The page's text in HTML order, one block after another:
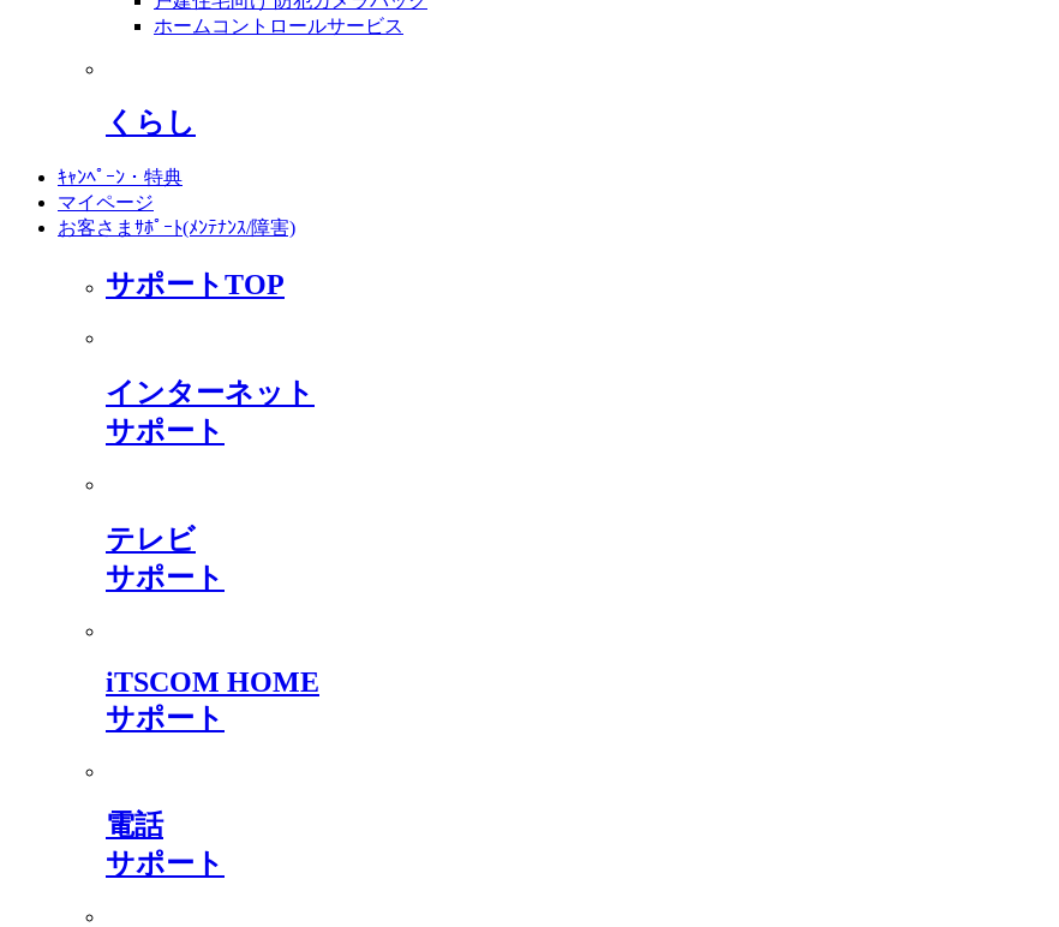
ホームコントロールサービス
くらし
ｷｬﾝﾍﾟｰﾝ・特典
マイページ
お客さまｻﾎﾟｰﾄ(ﾒﾝﾃﾅﾝｽ/障害)
サポートTOP
インターネット
サポート
テレビ
サポート
iTSCOM HOME
サポート
電話
サポート